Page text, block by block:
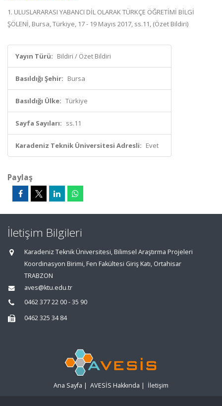
1. ULUSLARARASI YABANCI DİL OLARAK TÜRKÇE ÖĞRETİMİ BİLGİ
ŞÖLENİ, Bursa, Türkiye, 17 - 19 Mayıs 2017, ss.11, (Özet Bildiri)
Yayın Türü: Bildiri / Özet Bildiri
Basıldığı Şehir: Bursa
Basıldığı Ülke: Türkiye
Sayfa Sayıları: ss.11
Karadeniz Teknik Üniversitesi Adresli: Evet
Paylaş
İletişim Bilgileri
Karadeniz Teknik Üniversitesi, Bilimsel Araştırma Projeleri
Koordinasyon Birimi, Fen Fakültesi Giriş Katı, Ortahisar
TRABZON
aves@ktu.edu.tr
0462 377 22 00 - 35 90
0462 325 34 84
Ana Sayfa | AVESİS Hakkında | İletişim